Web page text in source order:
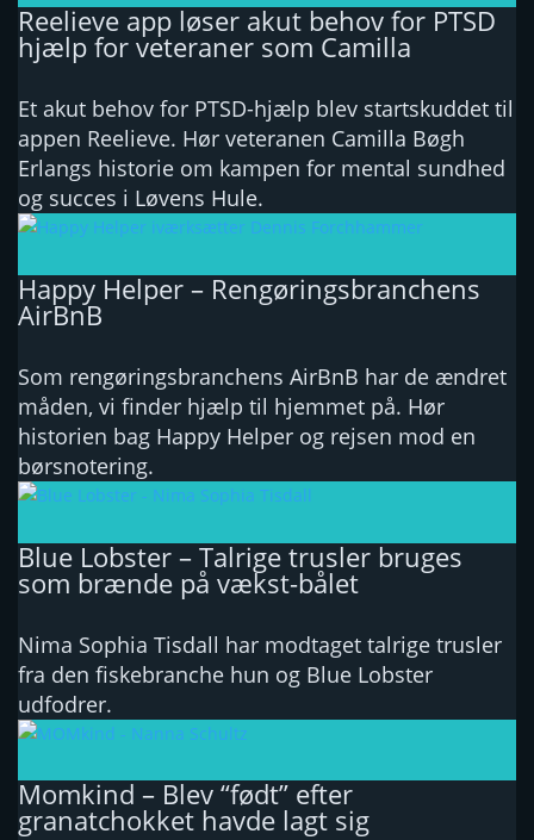
Reelieve app løser akut behov for PTSD
hjælp for veteraner som Camilla
Et akut behov for PTSD-hjælp blev startskuddet til
appen Reelieve. Hør veteranen Camilla Bøgh
Erlangs historie om kampen for mental sundhed
og succes i Løvens Hule.
Happy Helper – Rengøringsbranchens
AirBnB
Som rengøringsbranchens AirBnB har de ændret
måden, vi finder hjælp til hjemmet på. Hør
historien bag Happy Helper og rejsen mod en
børsnotering.
Blue Lobster – Talrige trusler bruges
som brænde på vækst-bålet
Nima Sophia Tisdall har modtaget talrige trusler
fra den fiskebranche hun og Blue Lobster
udfodrer.
Momkind – Blev “født” efter
granatchokket havde lagt sig